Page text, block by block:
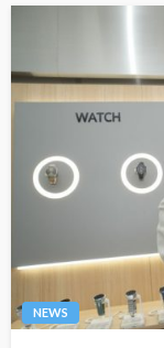
NEWS